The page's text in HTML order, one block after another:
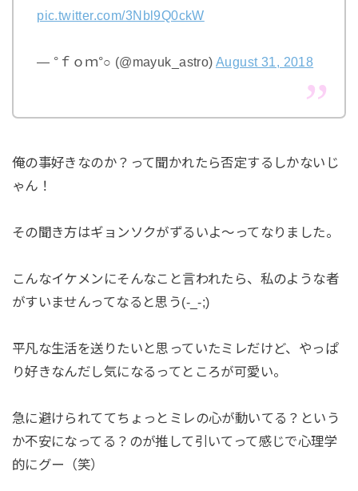
pic.twitter.com/3Nbl9Q0ckW
— °ｆｏｍ°○ (@mayuk_astro) August 31, 2018
俺の事好きなのか？って聞かれたら否定するしかないじ
ゃん！
その聞き方はギョンソクがずるいよ～ってなりました。
こんなイケメンにそんなこと言われたら、私のような者
がすいませんってなると思う(-_-;)
平凡な生活を送りたいと思っていたミレだけど、やっぱ
り好きなんだし気になるってところが可愛い。
急に避けられててちょっとミレの心が動いてる？という
か不安になってる？のが推して引いてって感じで心理学
的にグー（笑）